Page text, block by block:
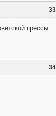
33
прессы.
34